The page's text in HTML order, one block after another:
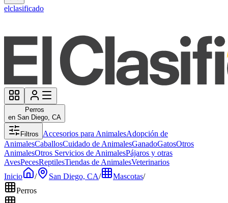
elclasificado
Perros
en San Diego, CA
Filtros Accesorios para AnimalesAdopción de
AnimalesCaballosCuidado de AnimalesGanadoGatosOtros
AnimalesOtros Servicios de AnimalesPájaros y otras
AvesPecesReptilesTiendas de AnimalesVeterinarios
Inicio
/ San Diego, CA/ Mascotas/
Perros